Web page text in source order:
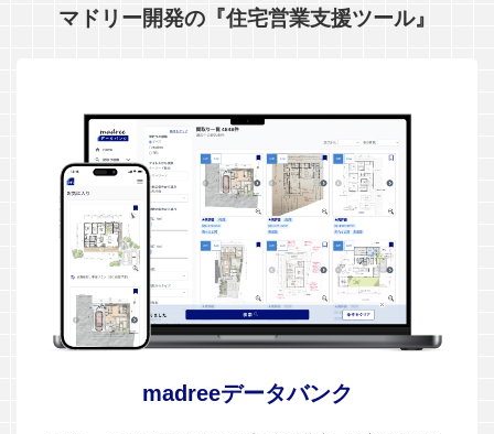
マドリー開発の『住宅営業支援ツール』
madreeデータバンク